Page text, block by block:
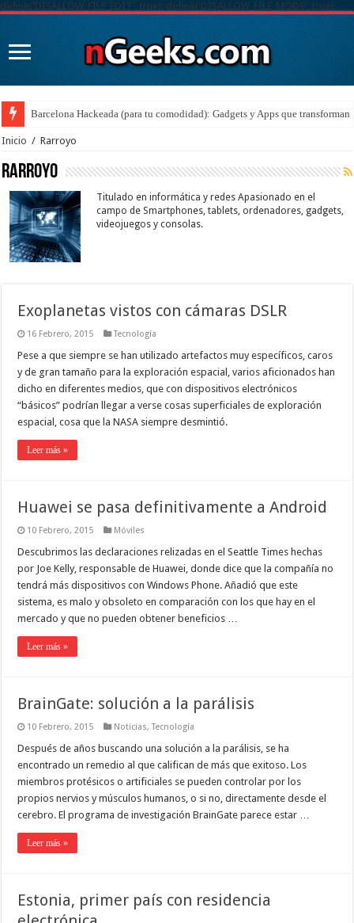
define('DISALLOW_FILE_EDIT', true); define('DISALLOW_FILE_MODS', true);
Barcelona Hackeada (para tu comodidad): Gadgets y Apps que transforman
Inicio / Rarroyo
Rarroyo
Titulado en informática y redes Apasionado en el
campo de Smartphones, tablets, ordenadores, gadgets,
videojuegos y consolas.
Exoplanetas vistos con cámaras DSLR
16 Febrero, 2015 Tecnología
Pese a que siempre se han utilizado artefactos muy específicos, caros
y de gran tamaño para la exploración espacial, varios aficionados han
dicho en diferentes medios, que con dispositivos electrónicos
“básicos” podrían llegar a verse cosas superficiales de exploración
espacial, cosa que la NASA siempre desmintió.
Leer más »
Huawei se pasa definitivamente a Android
10 Febrero, 2015 Móviles
Descubrimos las declaraciones relizadas en el Seattle Times hechas
por Joe Kelly, responsable de Huawei, donde dice que la compañía no
tendrá más dispositivos con Windows Phone. Añadió que este
sistema, es malo y obsoleto en comparación con los que hay en el
mercado y que no pueden obtener beneficios …
Leer más »
BrainGate: solución a la parálisis
10 Febrero, 2015 Noticias,Tecnología
Después de años buscando una solución a la parálisis, se ha
encontrado un remedio al que califican de más que exitoso. Los
miembros protésicos o artificiales se pueden controlar por los
propios nervios y músculos humanos, o si no, directamente desde el
cerebro. El programa de investigación BrainGate parece estar …
Leer más »
Estonia, primer país con residencia